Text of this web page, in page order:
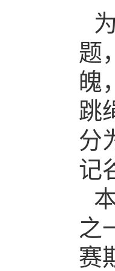
题
魄，
跳
分
记
之
赛